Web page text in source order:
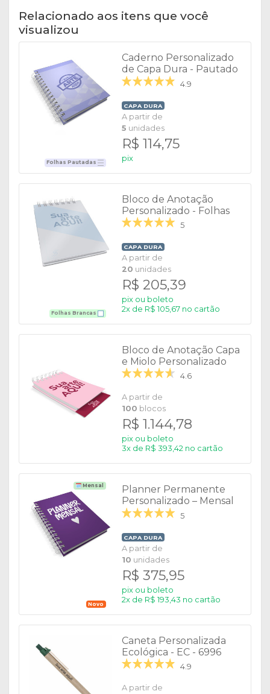
Relacionado aos itens que você
visualizou
Folhas Pautadas
Caderno Personalizado
de Capa Dura - Pautado
4.9
CAPA DURA
A partir de
5 unidades
R$ 114,75
pix
Folhas Brancas
Bloco de Anotação
Personalizado - Folhas
Brancas
5
CAPA DURA
A partir de
20 unidades
R$ 205,39
pix ou boleto
2x de R$ 105,67 no cartão
Bloco de Anotação Capa
e Miolo Personalizado
4.6
A partir de
100 blocos
R$ 1.144,78
pix ou boleto
3x de R$ 393,42 no cartão
Novo
🗓️ Mensal
Planner Permanente
Personalizado – Mensal
5
CAPA DURA
A partir de
10 unidades
R$ 375,95
pix ou boleto
2x de R$ 193,43 no cartão
Caneta Personalizada
Ecológica - EC - 6996
4.9
A partir de